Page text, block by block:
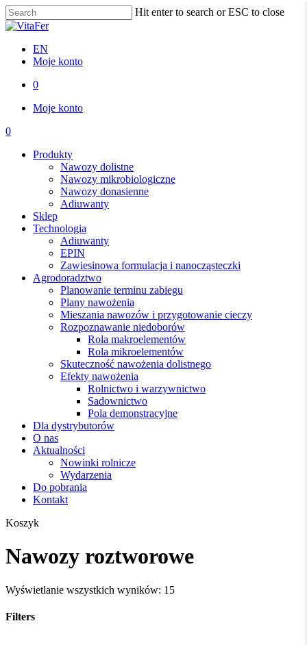
Skip
to
content
Hit enter to search or ESC to close
Close
EN
Moje konto
0
Menu
Moje konto
0
Produkty
Nawozy dolistne
Nawozy mikrobiologiczne
Nawozy donasienne
Adiuwanty
Sklep
Technologia
Adiuwanty
EPIN
Zawiesinowa formulacja i nanocząsteczki
Agrodoradztwo
Planowanie terminu zabiegu
Plany nawożenia
Mieszania nawozów i przygotowanie cieczy
Rozpoznawanie niedoborów
Rola makroelementów
Rola mikroelementów
Skuteczność nawożenia dolistnego
Efekty nawożenia
Rolnictwo i warzywnictwo
Sadownictwo
Pola demonstracyjne
Dla dystrybutorów
O nas
Aktualności
Nowinki rolnicze
Wydarzenia
Do pobrania
Kontakt
KoszykZamknij
Nawozy roztworowe
Wyświetlanie wszystkich wyników: 15Posortowane
Filters